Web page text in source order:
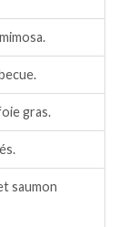
gras.
saumon